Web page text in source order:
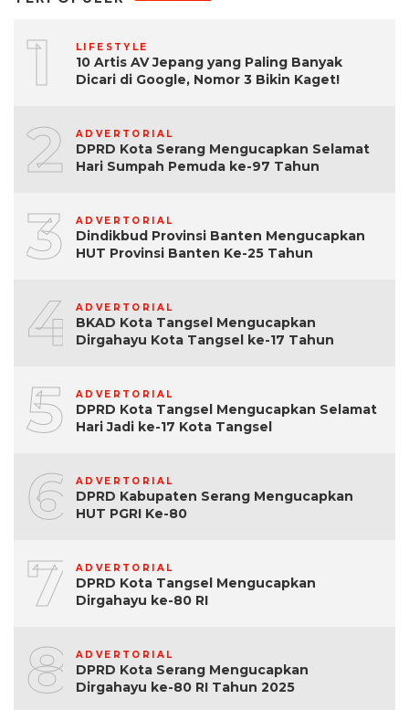
1 LIFESTYLE
10 Artis AV Jepang yang Paling Banyak
Dicari di Google, Nomor 3 Bikin Kaget!
2 ADVERTORIAL
DPRD Kota Serang Mengucapkan Selamat
Hari Sumpah Pemuda ke-97 Tahun
3 ADVERTORIAL
Dindikbud Provinsi Banten Mengucapkan
HUT Provinsi Banten Ke-25 Tahun
4 ADVERTORIAL
BKAD Kota Tangsel Mengucapkan
Dirgahayu Kota Tangsel ke-17 Tahun
5 ADVERTORIAL
DPRD Kota Tangsel Mengucapkan Selamat
Hari Jadi ke-17 Kota Tangsel
6 ADVERTORIAL
DPRD Kabupaten Serang Mengucapkan
HUT PGRI Ke-80
7 ADVERTORIAL
DPRD Kota Tangsel Mengucapkan
Dirgahayu ke-80 RI
8 ADVERTORIAL
DPRD Kota Serang Mengucapkan
Dirgahayu ke-80 RI Tahun 2025